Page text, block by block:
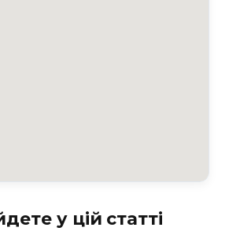
у цій статті